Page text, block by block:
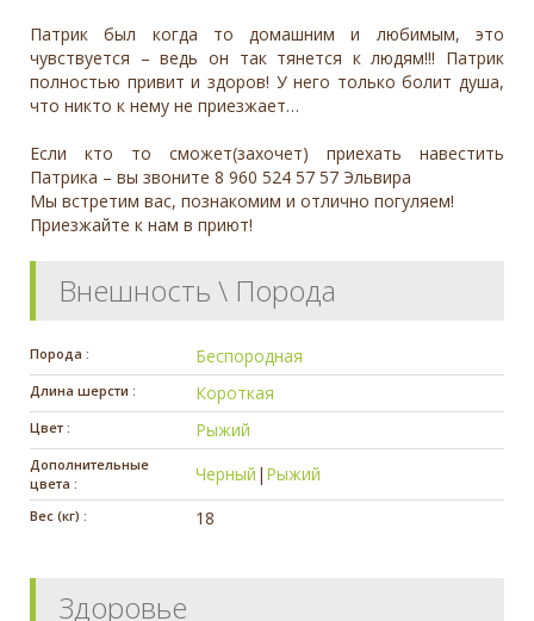
Патрик был когда то домашним и любимым, это
чувствуется – ведь он так тянется к людям!!! Патрик
полностью привит и здоров! У него только болит душа,
что никто к нему не приезжает…
Если кто то сможет(захочет) приехать навестить
Патрика – вы звоните 8 960 524 57 57 Эльвира
Мы встретим вас, познакомим и отлично погуляем!
Приезжайте к нам в приют!
Внешность \ Порода
Порода : Беспородная
Длина шерсти : Короткая
Цвет : Рыжий
Дополнительные
цвета :
Черный | Рыжий
Вес (кг) : 18
Здоровье